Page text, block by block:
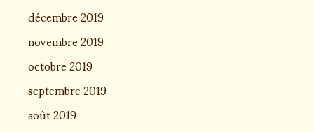
décembre 2019
novembre 2019
octobre 2019
septembre 2019
août 2019